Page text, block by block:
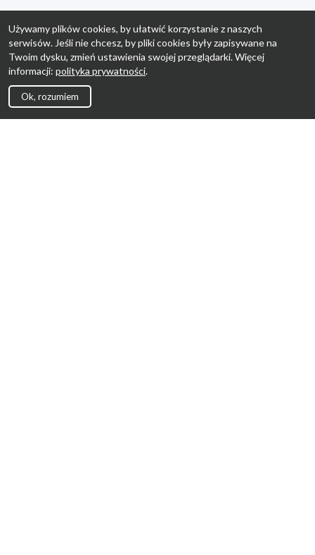
Używamy plików cookies, by ułatwić korzystanie z naszych
serwisów. Jeśli nie chcesz, by pliki cookies były zapisywane na
Twoim dysku, zmień ustawienia swojej przeglądarki. Więcej
informacji: polityka prywatności.
Ok, rozumiem